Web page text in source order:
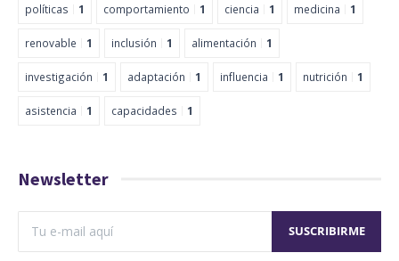
políticas 1 comportamiento 1 ciencia 1 medicina 1
renovable 1 inclusión 1 alimentación 1
investigación 1 adaptación 1 influencia 1 nutrición 1
asistencia 1 capacidades 1
Newsletter